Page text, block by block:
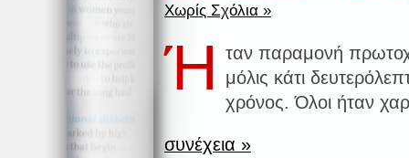
Χωρίς Σχόλια »
Ή
ταν παραμονή
μόλις κάτι
χρόνος. Όλοι ήταν
συνέχεια »